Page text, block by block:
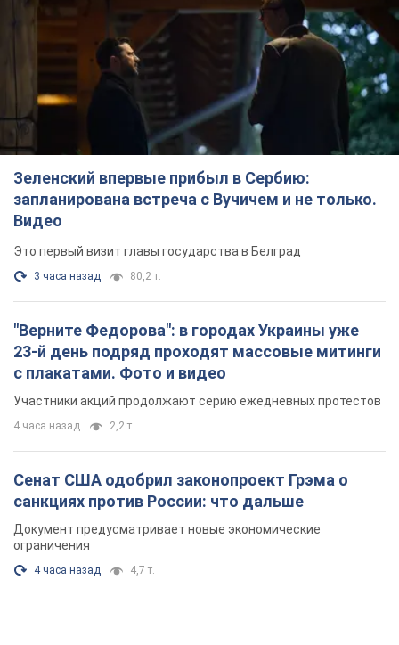
Зеленский впервые прибыл в Сербию:
запланирована встреча с Вучичем и не только.
Видео
Это первый визит главы государства в Белград
3 часа назад 80,2 т.
"Верните Федорова": в городах Украины уже
23-й день подряд проходят массовые митинги
с плакатами. Фото и видео
Участники акций продолжают серию ежедневных протестов
4 часа назад 2,2 т.
Сенат США одобрил законопроект Грэма о
санкциях против России: что дальше
Документ предусматривает новые экономические
ограничения
4 часа назад 4,7 т.